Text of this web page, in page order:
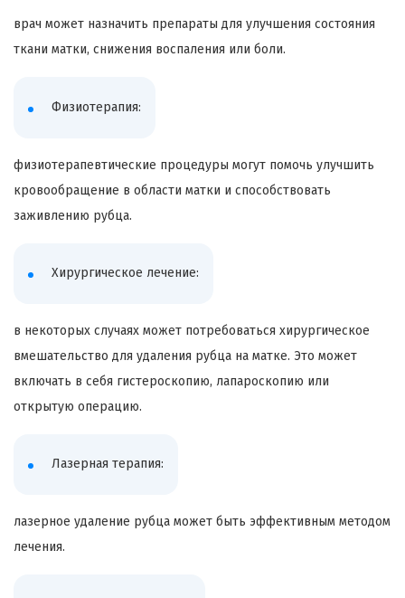
врач может назначить препараты для улучшения состояния
ткани матки, снижения воспаления или боли.
Физиотерапия:
физиотерапевтические процедуры могут помочь улучшить
кровообращение в области матки и способствовать
заживлению рубца.
Хирургическое лечение:
в некоторых случаях может потребоваться хирургическое
вмешательство для удаления рубца на матке. Это может
включать в себя гистероскопию, лапароскопию или
открытую операцию.
Лазерная терапия:
лазерное удаление рубца может быть эффективным методом
лечения.